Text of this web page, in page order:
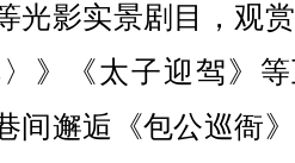
光影实景剧目，观
》《太子迎驾》
间邂逅《包公巡衙